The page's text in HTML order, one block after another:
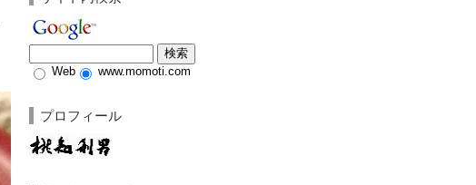
Web www.momoti.com
プロフィール